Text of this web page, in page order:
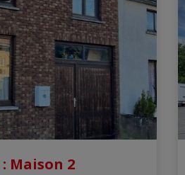
: Maison 2